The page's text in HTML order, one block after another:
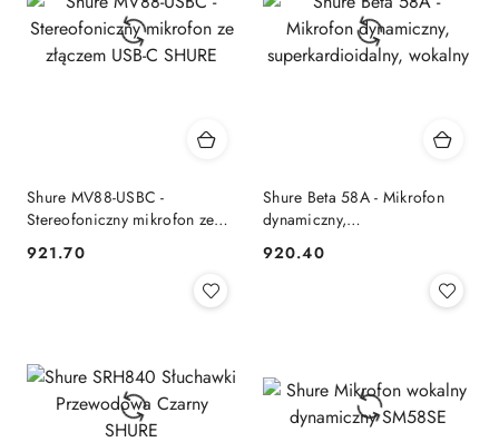
Shure MV88-USBC -
Stereofoniczny mikrofon ze
Cena:
921.70
Shure Beta 58A - Mikrofon
dynamiczny,
Cena:
920.40